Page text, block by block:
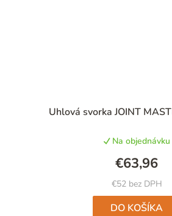
Uhlová svorka JOINT
je
5,0
z
5
Na objednávku
€52 bez DPH
€63,96
DO KOŠÍKA